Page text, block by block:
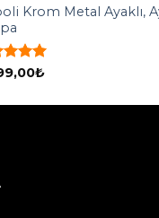
Krom Metal Ayaklı,
₺